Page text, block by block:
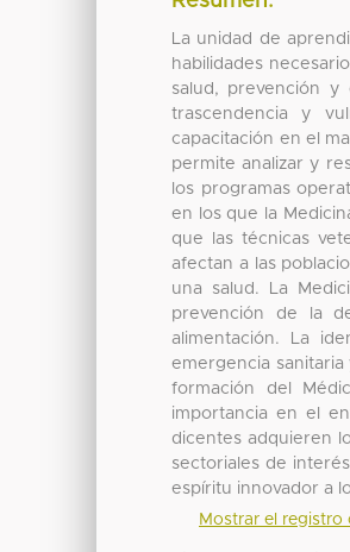
La unidad de
habilidades
salud, prevención y
trascendencia y
capacitación en el
permite analizar y
los programas
en los que la
que las técnicas
afectan a las
una salud. La
prevención de la
alimentación. La
emergencia sanitaria
formación del
importancia en el
dicentes adquieren
sectoriales de
espíritu innovador a
Mostrar el